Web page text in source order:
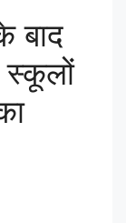
बाद
स्कूलों